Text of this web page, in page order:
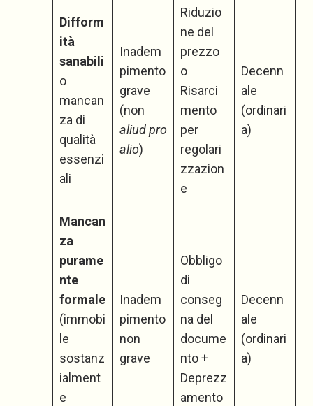
Difform
ità
sanabili
o
mancan
za di
qualità
essenzi
ali
Inadem
pimento
grave
(non
aliud pro
alio)
Riduzio
ne del
prezzo
o
Risarci
mento
per
regolari
zzazion
e
Decenn
ale
(ordinari
a)
Mancan
za
purame
nte
formale
(immobi
le
sostanz
ialment
e
Inadem
pimento
non
grave
Obbligo
di
conseg
na del
docume
nto +
Deprezz
amento
Decenn
ale
(ordinari
a)